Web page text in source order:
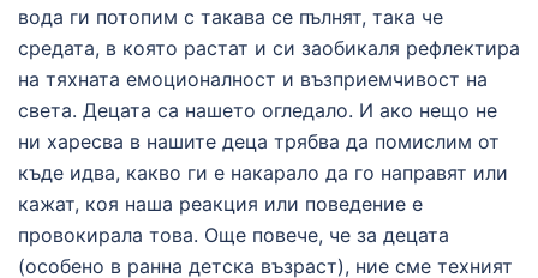
вода ги потопим с такава се пълнят, така че
средата, в която растат и си заобикаля рефлектира
на тяхната емоционалност и възприемчивост на
света. Децата са нашето огледало. И ако нещо не
ни харесва в нашите деца трябва да помислим от
къде идва, какво ги е накарало да го направят или
кажат, коя наша реакция или поведение е
провокирала това. Още повече, че за децата
(особено в ранна детска възраст), ние сме техният